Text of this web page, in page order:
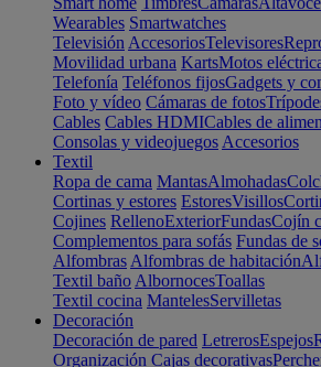
Wearables Smartwatches
Televisión AccesoriosTelevisores
Movilidad urbana KartsMotos
Telefonía Teléfonos fijosGadgets y
Foto y vídeo Cámaras de fotos
Cables Cables HDMICables de
Consolas y videojuegos Accesorios
Textil
Ropa de cama MantasAlmohadas
Cortinas y estores EstoresVisillos
Cojines RellenoExteriorFundasCojín
Complementos para sofás Fundas de
Alfombras Alfombras de habitación
Textil baño AlbornocesToallas
Textil cocina MantelesServilletas
Decoración
Decoración de pared LetrerosEspejos
Organización Cajas decorativas